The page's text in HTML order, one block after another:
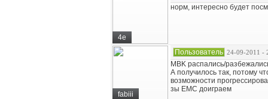
4e
норм, интересно будет
fabiii
Пользователь 24-09-2011 -
MBK распались/
А получилось так, потому
возможности
зы ЕМС доиграем